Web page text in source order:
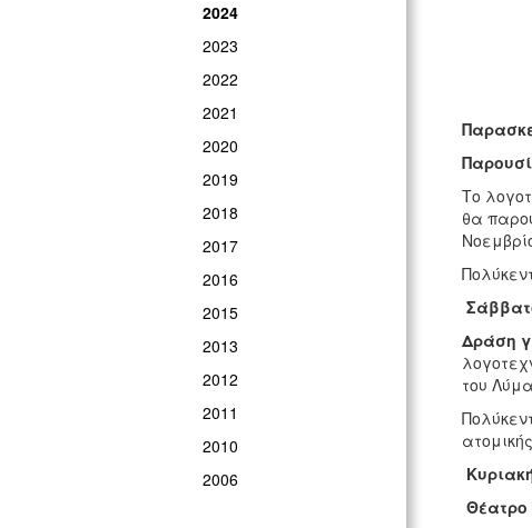
2024
2023
2022
2021
2020
2019
2018
2017
2016
2015
2013
2012
2011
2010
2006
Το
θα
Δράση
του
Θέατρο